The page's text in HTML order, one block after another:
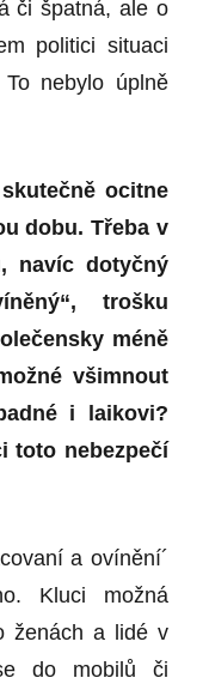
či špatná, ale o
politici situaci
nebylo úplně
ocitne
dobu. Třeba v
navíc dotyčný
trošku
méně
všimnout
i laikovi?
toto nebezpečí
a ovínění´
Kluci možná
ženách a lidé v
do mobilů či